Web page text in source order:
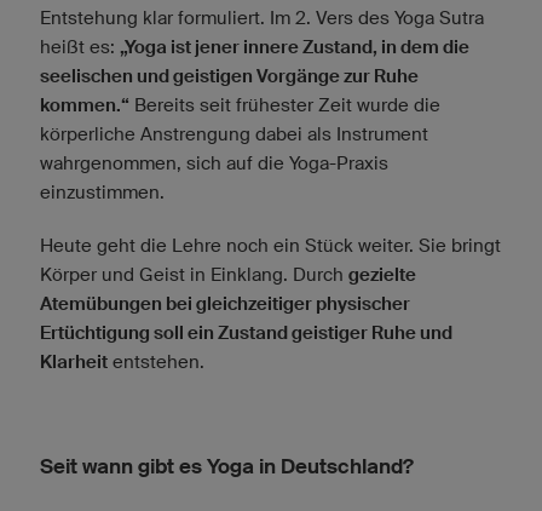
Entstehung klar formuliert. Im 2. Vers des Yoga Sutra
heißt es: „Yoga ist jener innere Zustand, in dem die
seelischen und geistigen Vorgänge zur Ruhe
kommen.“ Bereits seit frühester Zeit wurde die
körperliche Anstrengung dabei als Instrument
wahrgenommen, sich auf die Yoga-Praxis
einzustimmen.
Heute geht die Lehre noch ein Stück weiter. Sie bringt
Körper und Geist in Einklang. Durch gezielte
Atemübungen bei gleichzeitiger physischer
Ertüchtigung soll ein Zustand geistiger Ruhe und
Klarheit entstehen.
Seit wann gibt es Yoga in Deutschland?